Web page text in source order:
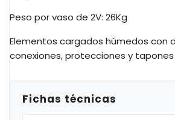
Peso por vaso de 2V: 26Kg
Elementos cargados húmedos con
conexiones, protecciones y
Fichas técnicas